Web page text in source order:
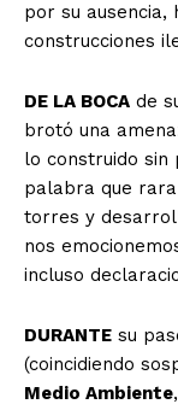
por su ausencia,
construcciones
DE LA BOCA de
brotó una
lo construido sin
palabra que
torres y
nos
incluso
DURANTE su
(coincidiendo
Medio Ambiente